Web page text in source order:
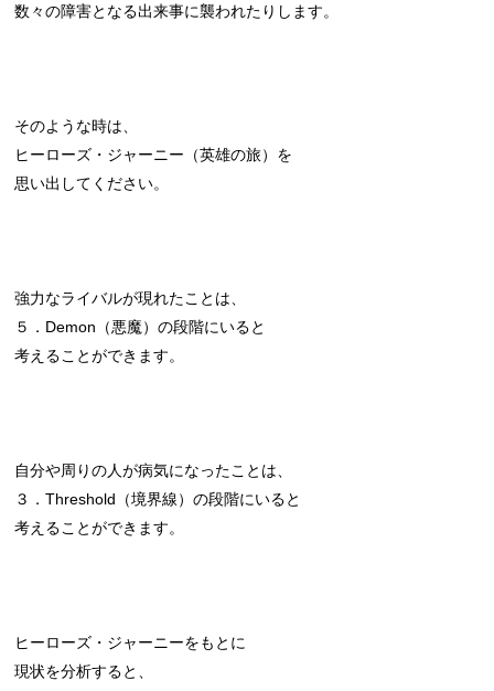
数々の障害となる出来事に襲われたりします。
そのような時は、
ヒーローズ・ジャーニー（英雄の旅）を
思い出してください。
強力なライバルが現れたことは、
５．Demon（悪魔）の段階にいると
考えることができます。
自分や周りの人が病気になったことは、
３．Threshold（境界線）の段階にいると
考えることができます。
ヒーローズ・ジャーニーをもとに
現状を分析すると、